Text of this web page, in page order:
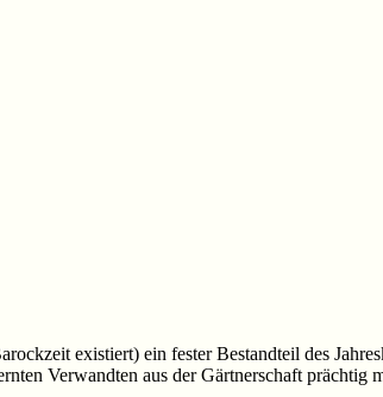
existiert) ein fester Bestandteil des
Verwandten aus der Gärtnerschaft prächtig